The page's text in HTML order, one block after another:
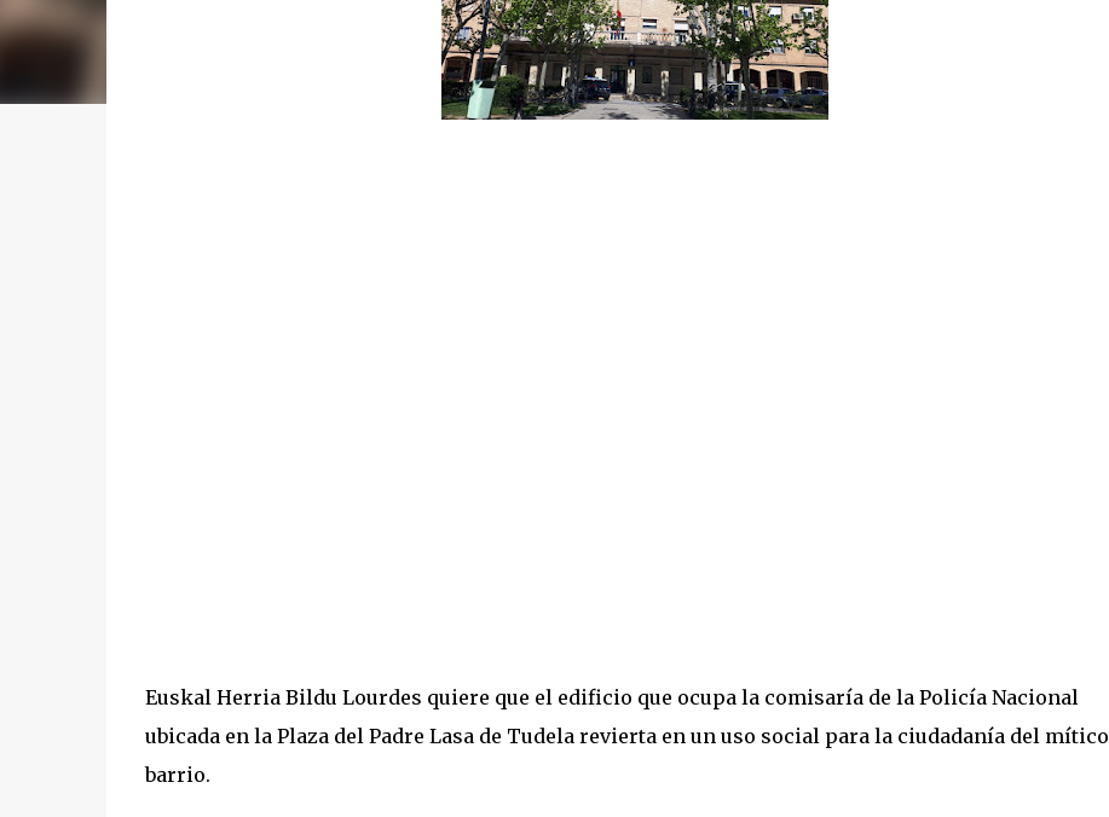
Euskal Herria Bildu Lourdes quiere que el edificio que ocupa la comisaría de la Policía Nacional
ubicada en la Plaza del Padre Lasa de Tudela revierta en un uso social para la ciudadanía del mítico
barrio.